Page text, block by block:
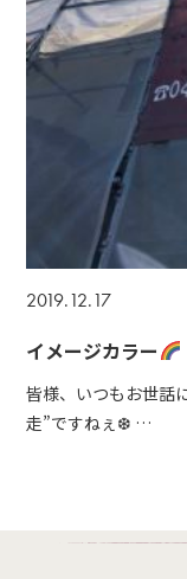
2019.12.17
イメージカラー
皆様、いつもお世話
走”ですねぇ❆ …